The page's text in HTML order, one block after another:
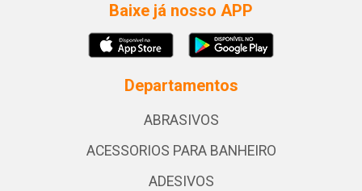
Baixe já nosso APP
Departamentos
ABRASIVOS
ACESSORIOS PARA BANHEIRO
ADESIVOS